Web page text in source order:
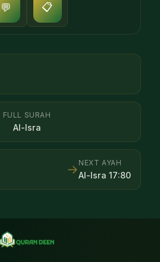
💬 📋
FULL SURAH
Al-Isra
NEXT AYAH
Al-Isra 17:80
→